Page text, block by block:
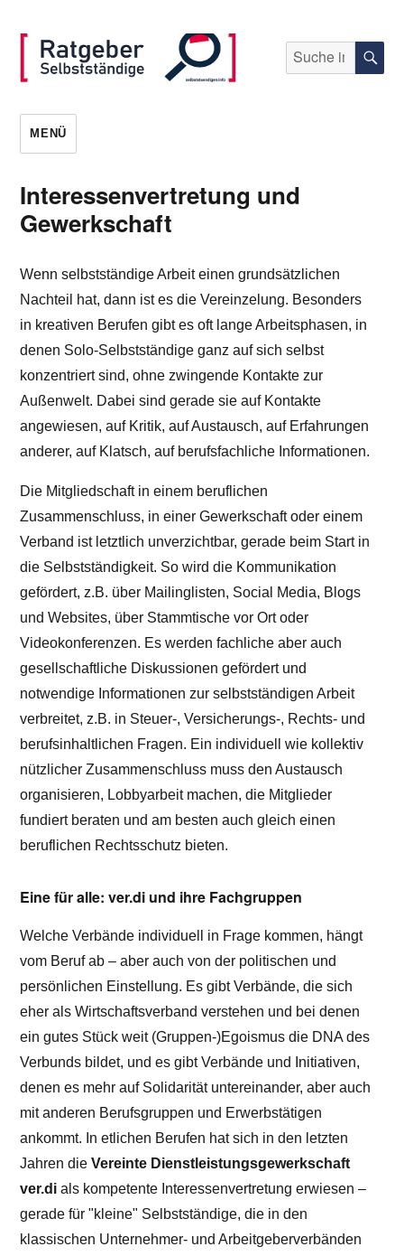
selbststaendigen.info
Suche
nach:
MENÜ
Interessenvertretung und
Gewerkschaft
Wenn selbstständige Arbeit einen grundsätzlichen
Nachteil hat, dann ist es die Vereinzelung. Besonders
in kreativen Berufen gibt es oft lange Arbeitsphasen, in
denen Solo-Selbstständige ganz auf sich selbst
konzentriert sind, ohne zwingende Kontakte zur
Außenwelt. Dabei sind gerade sie auf Kontakte
angewiesen, auf Kritik, auf Austausch, auf Erfahrungen
anderer, auf Klatsch, auf berufsfachliche Informationen.
Die Mitgliedschaft in einem beruflichen
Zusammenschluss, in einer Gewerkschaft oder einem
Verband ist letztlich unverzichtbar, gerade beim Start in
die Selbstständigkeit. So wird die Kommunikation
gefördert, z.B. über Mailinglisten, Social Media, Blogs
und Websites, über Stammtische vor Ort oder
Videokonferenzen. Es werden fachliche aber auch
gesellschaftliche Diskussionen gefördert und
notwendige Informationen zur selbstständigen Arbeit
verbreitet, z.B. in Steuer-, Versicherungs-, Rechts- und
berufsinhaltlichen Fragen. Ein individuell wie kollektiv
nützlicher Zusammenschluss muss den Austausch
organisieren, Lobbyarbeit machen, die Mitglieder
fundiert beraten und am besten auch gleich einen
beruflichen Rechtsschutz bieten.
Eine für alle: ver.di und ihre Fachgruppen
Welche Verbände individuell in Frage kommen, hängt
vom Beruf ab – aber auch von der politischen und
persönlichen Einstellung. Es gibt Verbände, die sich
eher als Wirtschaftsverband verstehen und bei denen
ein gutes Stück weit (Gruppen-)Egoismus die DNA des
Verbunds bildet, und es gibt Verbände und Initiativen,
denen es mehr auf Solidarität untereinander, aber auch
mit anderen Berufsgruppen und Erwerbstätigen
ankommt. In etlichen Berufen hat sich in den letzten
Jahren dieVereinte Dienstleistungsgewerkschaft
ver.di als kompetente Interessenvertretung erwiesen –
gerade für "kleine" Selbstständige, die in den
klassischen Unternehmer- und Arbeitgeberverbänden